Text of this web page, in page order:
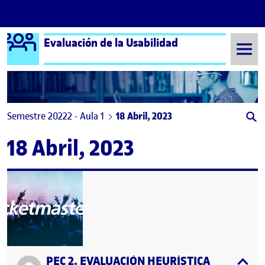
Saltar al contenido
Logo Ágora
Evaluación de la Usabilidad
Semestre 20222 - Aula 1 18 Abril, 2023
18 Abril, 2023
Publicado porPEC 2. EVALUACIÓN HEURÍSTICA